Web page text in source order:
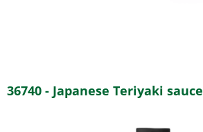
36740 - Japanese Teriyaki sauce